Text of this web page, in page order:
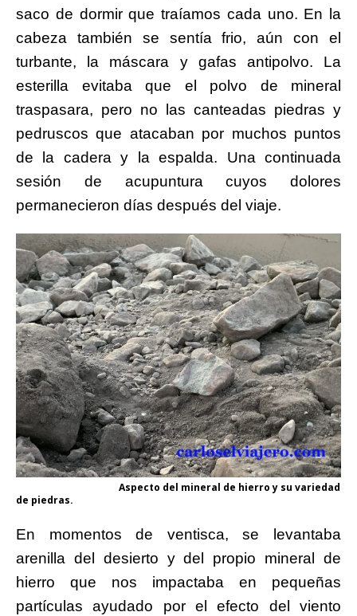
saco de dormir que traíamos cada uno. En la
cabeza también se sentía frio, aún con el
turbante, la máscara y gafas antipolvo. La
esterilla evitaba que el polvo de mineral
traspasara, pero no las canteadas piedras y
pedruscos que atacaban por muchos puntos
de la cadera y la espalda. Una continuada
sesión de acupuntura cuyos dolores
permanecieron días después del viaje.
Aspecto del mineral de hierro y su variedad
de piedras.
En momentos de ventisca, se levantaba
arenilla del desierto y del propio mineral de
hierro que nos impactaba en pequeñas
partículas ayudado por el efecto del viento